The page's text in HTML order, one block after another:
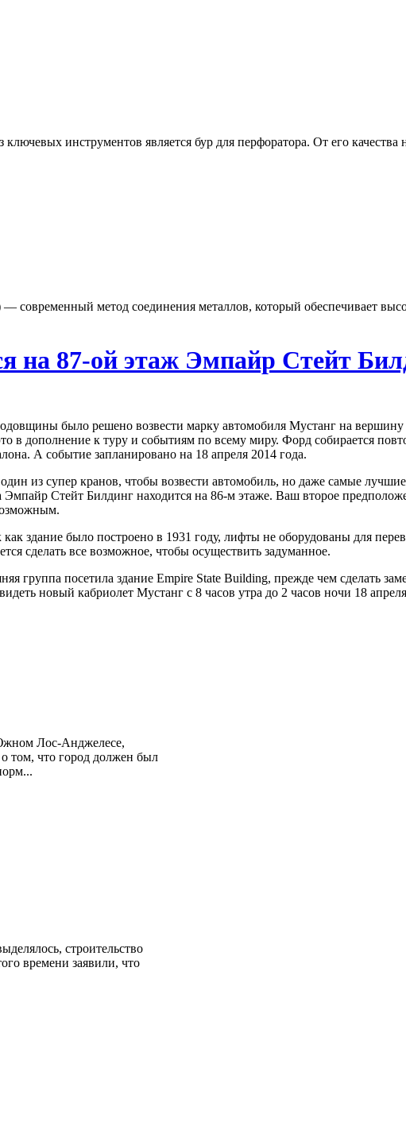
инструментов является бур для перфоратора. От его качества
современный метод соединения металлов, который обеспечивает
на 87-ой этаж Эмпайр Стейт
было решено возвести марку автомобиля Мустанг на
в дополнение к туру и событиям по всему миру. Форд собирается
А событие запланировано на 18 апреля 2014 года.
из супер кранов, чтобы возвести автомобиль, но даже самые
Стейт Билдинг находится на 86-м этаже. Ваш второе
здание было построено в 1931 году, лифты не оборудованы для
сделать все возможное, чтобы осуществить задуманное.
группа посетила здание Empire State Building, прежде чем сделать
новый кабриолет Мустанг с 8 часов утра до 2 часов ночи 18
Лос-Анджелесе,
том, что город должен был
строительство
времени заявили, что